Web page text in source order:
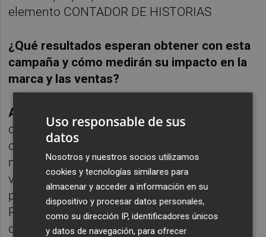
elemento CONTADOR DE HISTORIAS
¿ Qué resultados esperan obtener con esta
campaña y cómo medirán su impacto en la
marca y las ventas?
A.G:
con inversión digital y donde conectamos
con nuestro público objetivo de diferentes
maneras. Hemos cerrado un acuerdo de
visibilidad muy potente con un Media
partner líder a nivel nacional. En cuanto a
Redes sociales, estamos trabajando un plan
de branded content todo el año para ganar
Uso responsable de sus
datos
Nosotros y nuestros socios utilizamos
cookies y tecnologías similares para
almacenar y acceder a información en su
dispositivo y procesar datos personales,
como su dirección IP, identificadores únicos
y datos de navegación, para ofrecer